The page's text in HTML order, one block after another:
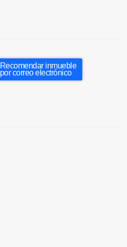
Recomendar inmueble
por correo electrónico